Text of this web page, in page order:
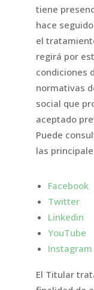
tiene
hace
el
regirá por
condiciones
normativas
social que
aceptado
Puede
las
Facebook
Twitter
Linkedin
YouTube
Instagram
El Titular